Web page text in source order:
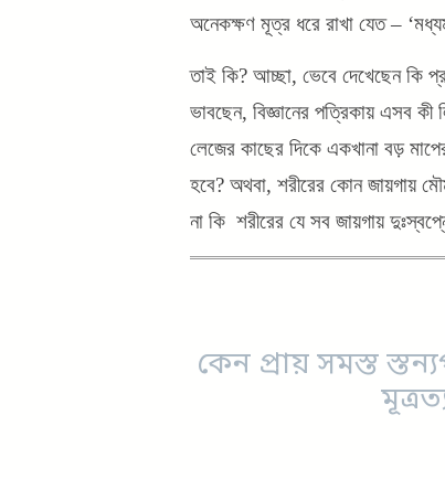
অনেকক্ষণ মূত্র ধরে রাখা যেত –
তাই কি? আচ্ছা, ভেবে দেখেছেন কি
ভাবছেন, বিজ্ঞানের পত্রিকায় এসব
লেজের কাছের দিকে একখানা বড়
হবে? অথবা, শরীরের কোন জায়গায়
না কি শরীরের যে সব জায়গায়
কেন প্রায় সমস্ত